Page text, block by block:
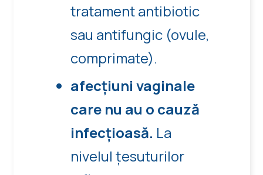
tratament antibiotic
sau antifungic (ovule,
comprimate).
afecțiuni vaginale
care nu au o cauză
infecțioasă. La
nivelul țesuturilor